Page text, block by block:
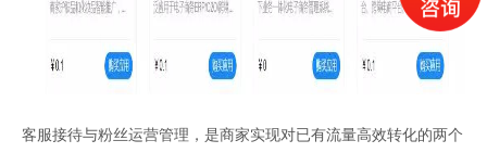
客服接待与粉丝运营管理，是商家实现对已有流量高效转化的两个